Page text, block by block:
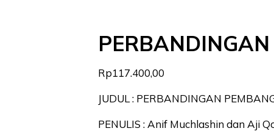
Rp117.400,00
JUDUL : PERBANDINGAN
PENULIS : Anif Muchlashin dan Aji